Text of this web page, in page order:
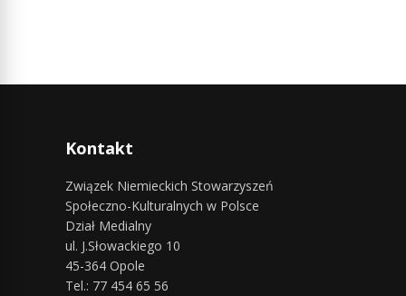
Kontakt
Związek Niemieckich Stowarzyszeń
Społeczno-Kulturalnych w Polsce
Dział Medialny
ul. J.Słowackiego 10
45-364 Opole
Tel.: 77 454 65 56